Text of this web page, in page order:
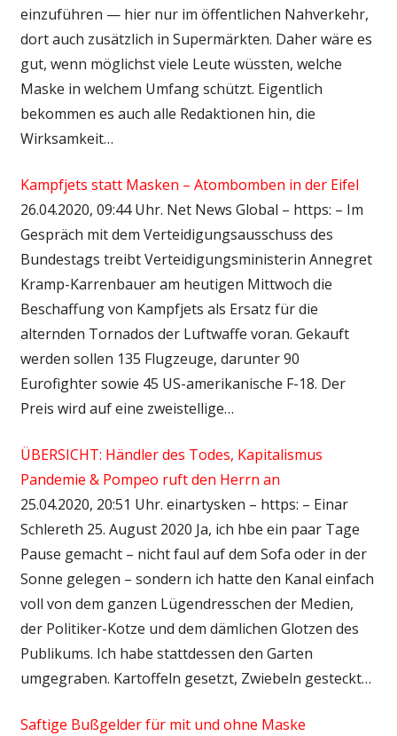
einzuführen — hier nur im öffentlichen Nahverkehr,
dort auch zusätzlich in Supermärkten. Daher wäre es
gut, wenn möglichst viele Leute wüssten, welche
Maske in welchem Umfang schützt. Eigentlich
bekommen es auch alle Redaktionen hin, die
Wirksamkeit…
Kampfjets statt Masken – Atombomben in der Eifel
26.04.2020, 09:44 Uhr. Net News Global – https: – Im
Gespräch mit dem Verteidigungsausschuss des
Bundestags treibt Verteidigungsministerin Annegret
Kramp-Karrenbauer am heutigen Mittwoch die
Beschaffung von Kampfjets als Ersatz für die
alternden Tornados der Luftwaffe voran. Gekauft
werden sollen 135 Flugzeuge, darunter 90
Eurofighter sowie 45 US-amerikanische F-18. Der
Preis wird auf eine zweistellige…
ÜBERSICHT: Händler des Todes, Kapitalismus
Pandemie & Pompeo ruft den Herrn an
25.04.2020, 20:51 Uhr. einartysken – https: – Einar
Schlereth 25. August 2020 Ja, ich hbe ein paar Tage
Pause gemacht – nicht faul auf dem Sofa oder in der
Sonne gelegen – sondern ich hatte den Kanal einfach
voll von dem ganzen Lügendresschen der Medien,
der Politiker-Kotze und dem dämlichen Glotzen des
Publikums. Ich habe stattdessen den Garten
umgegraben. Kartoffeln gesetzt, Zwiebeln gesteckt…
Saftige Bußgelder für mit und ohne Maske